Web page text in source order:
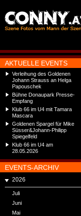
AKTUELLE EVENTS
Verleihung des Goldenen
Johann Strauss an Helga
Papouschek
Bühne Donaupark Presse-
Empfang
Klub 66 im U4 mit Tamara
Mascara
Goldenen Spargel für Mike
Süsser&Johann-Philipp
Spiegelfeld
Klub 66 im U4 am
28.05.2026
EVENTS-ARCHIV
2026
Juli
Juni
Mai